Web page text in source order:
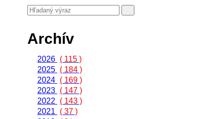
Archív
2026 ( 115 )
2025 ( 184 )
2024 ( 169 )
2023 ( 147 )
2022
( 143 )
2021
( 37 )